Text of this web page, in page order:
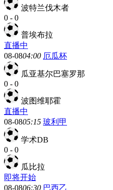
波特兰伐木者
0 - 0
普埃布拉
直播中
08-0804:00 厄瓜杯
瓜亚基尔巴塞罗那
0 - 0
波图维耶霍
直播中
08-0805:15 玻利甲
学术DB
0 - 0
瓜比拉
即将开始
08-0806:30 巴西乙